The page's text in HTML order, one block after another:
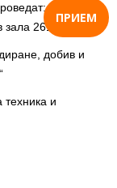
ПРИЕМ
261
добив и
техника и